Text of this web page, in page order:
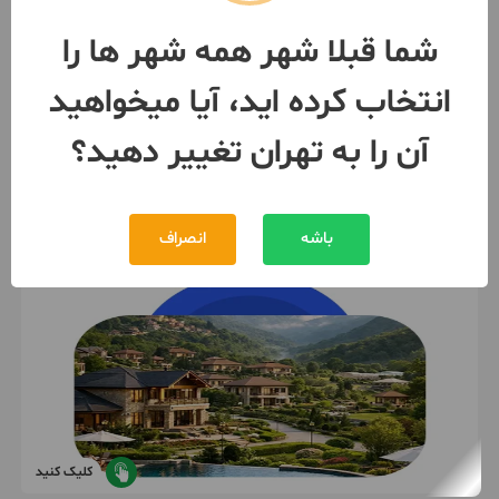
اجاره
1 هفته پیش 091223***71
کلیک کنید
شما قبلا شهر همه شهر ها را
انتخاب کرده اید، آیا میخواهید
آن را به تهران تغییر دهید؟
باشه انصراف